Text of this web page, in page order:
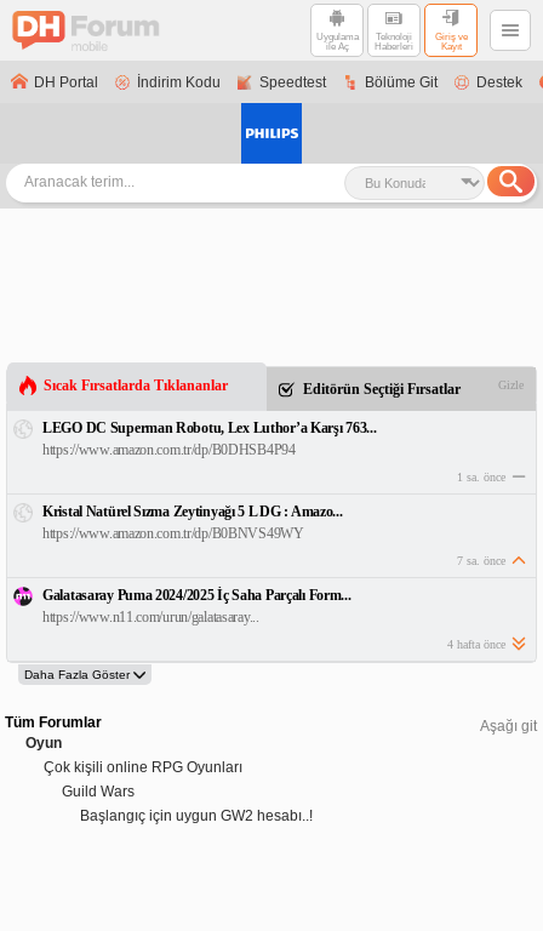
Uygulama
ile Aç
Teknoloji
Haberleri
Giriş ve
Kayıt
DH Portal İndirim Kodu Speedtest Bölüme Git Destek
Sıcak Fırsatlarda Tıklananlar Editörün Seçtiği Fırsatlar Gizle
LEGO DC Superman Robotu, Lex Luthor’a Karşı 763...
https://www.amazon.com.tr/dp/B0DHSB4P94
1 sa. önce
Kristal Natürel Sızma Zeytinyağı 5 L DG : Amazo...
https://www.amazon.com.tr/dp/B0BNVS49WY
7 sa. önce
Galatasaray Puma 2024/2025 İç Saha Parçalı Form...
https://www.n11.com/urun/galatasaray...
4 hafta önce
Aşağı git
Tüm Forumlar
Oyun
Çok kişili online RPG Oyunları
Guild Wars
Başlangıç için uygun GW2 hesabı..!